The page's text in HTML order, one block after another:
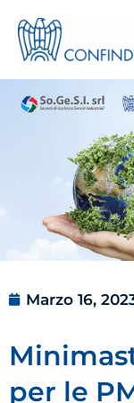
Marzo 16,
per le